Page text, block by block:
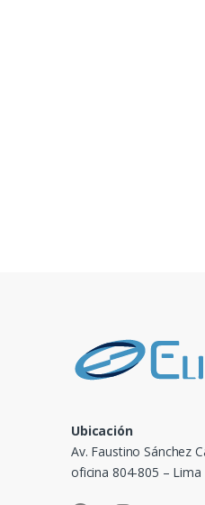
Ubicación
Av. Faustino Sánchez
oficina 804-805 – Lima